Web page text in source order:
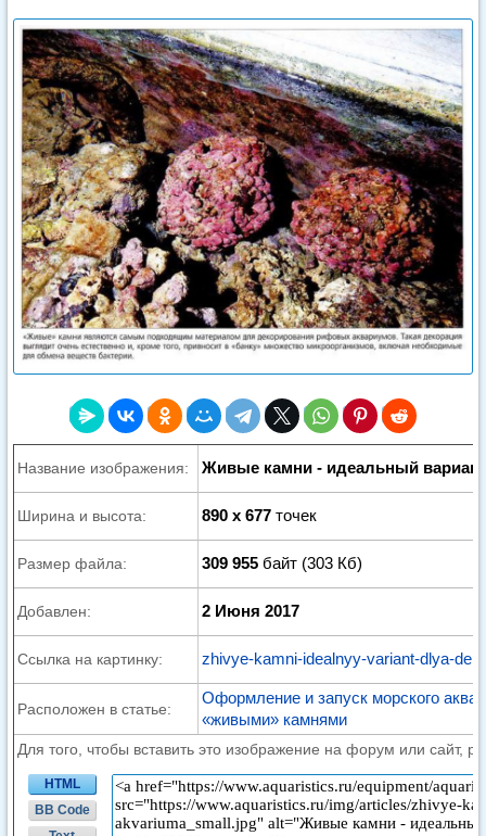
Название изображения: Живые камни - идеальный
Ширина и высота: 890 x 677 точек
Размер файла: 309 955 байт (303 Кб)
Добавлен: 2 Июня 2017
Ссылка на картинку: zhivye-kamni-idealnyy-variant-dlya-
Расположен в статье:
Оформление и запуск морского
«живыми» камнями
Для того, чтобы вставить это изображение на форум или сайт,
HTML
BB Code